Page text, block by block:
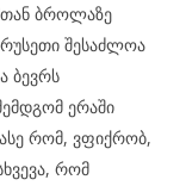
ბროლაზე
შესაძლოა
ბევრს
ერაში
რომ, ვფიქრობ,
რომ